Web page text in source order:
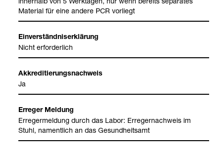
Mate­rial für eine andere PCR vor­liegt
Ein­ver­ständ­nis­er­klä­rung
Nicht erfor­der­lich
Akkre­di­tie­rungs­nach­weis
Ja
Erre­ger Mel­dung
Erre­ger­mel­dung durch das Labor: Erre­ger­nach­weis im
Stuhl, nament­lich an das Gesund­heits­amt